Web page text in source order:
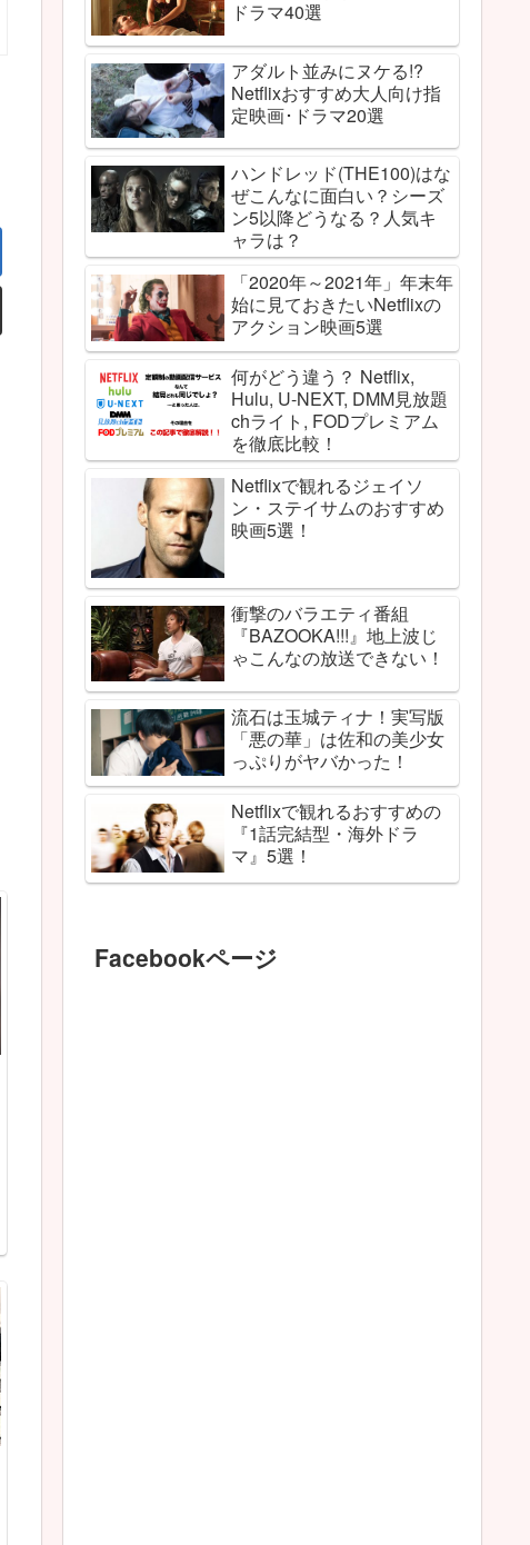
ドラマ40選
アダルト並みにヌケる!?
Netflixおすすめ大人向け指
定映画･ドラマ20選
ハンドレッド(THE100)はな
ぜこんなに面白い？シーズ
ン5以降どうなる？人気キ
ャラは？
「2020年～2021年」年末年
始に見ておきたいNetflixの
アクション映画5選
何がどう違う？ Netflix,
Hulu, U-NEXT, DMM見放題
chライト, FODプレミアム
を徹底比較！
Netflixで観れるジェイソ
ン・ステイサムのおすすめ
映画5選！
衝撃のバラエティ番組
『BAZOOKA!!!』地上波じ
ゃこんなの放送できない！
流石は玉城ティナ！実写版
「悪の華」は佐和の美少女
っぷりがヤバかった！
Netflixで観れるおすすめの
『1話完結型・海外ドラ
マ』5選！
Facebookページ